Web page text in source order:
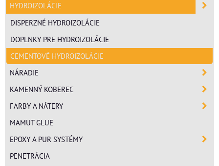
HYDROIZOLÁCIE
DISPERZNÉ HYDROIZOLÁCIE
DOPLNKY PRE HYDROIZOLÁCIE
CEMENTOVÉ HYDROIZOLÁCIE
NÁRADIE
KAMENNÝ KOBEREC
FARBY A NÁTERY
MAMUT GLUE
EPOXY A PUR SYSTÉMY
PENETRÁCIA